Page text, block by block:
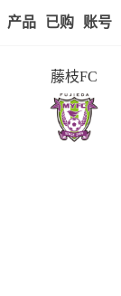
点
赛事比分实战版入口
我的
藤枝FC